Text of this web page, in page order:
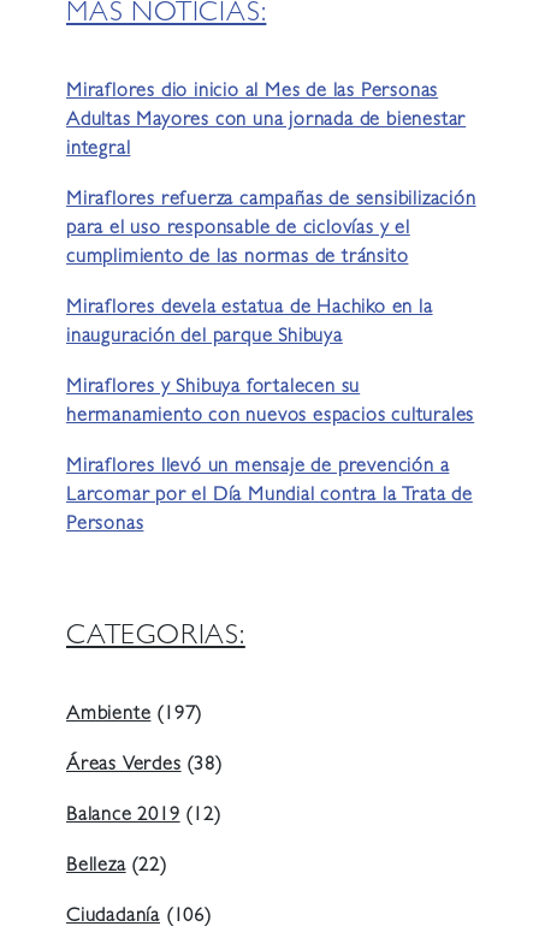
MÁS NOTICIAS:
Miraflores dio inicio al Mes de las Personas
Adultas Mayores con una jornada de bienestar
integral
Miraflores refuerza campañas de sensibilización
para el uso responsable de ciclovías y el
cumplimiento de las normas de tránsito
Miraflores devela estatua de Hachiko en la
inauguración del parque Shibuya
Miraflores y Shibuya fortalecen su
hermanamiento con nuevos espacios culturales
Miraflores llevó un mensaje de prevención a
Larcomar por el Día Mundial contra la Trata de
Personas
CATEGORIAS:
Ambiente (197)
Áreas Verdes (38)
Balance 2019 (12)
Belleza(22)
Ciudadanía (106)